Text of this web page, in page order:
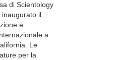
di Scientology
inaugurato il
e
a
Le
per la